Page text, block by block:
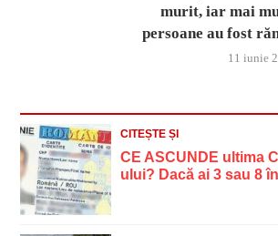
murit, iar mai
persoane au fost
11 iunie
CITEȘTE ȘI
CE ASCUNDE ultima
ului? Dacă ai 3 sau 8